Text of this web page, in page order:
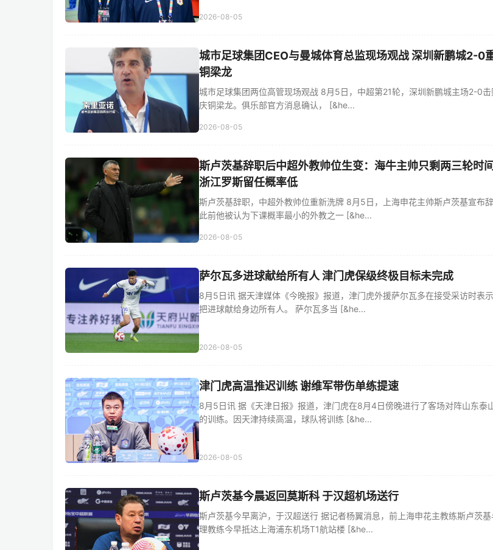
2026-08-05
城市足球集团CEO与曼城体育总监现场观战 深圳新鹏城2-0
铜梁龙
城市足球集团两位高管现场观战 8月5日，中超第21轮，深圳新鹏城主场2-0击
庆铜梁龙。俱乐部官方消息确认， [&he...
2026-08-05
斯卢茨基辞职后中超外教帅位生变：海牛主帅只剩两三轮时间
浙江罗斯留任概率低
斯卢茨基辞职，中超外教帅位重新洗牌 8月5日，上海申花主帅斯卢茨基宣布辞
此前他被认为下课概率最小的外教之一 [&he...
2026-08-05
萨尔瓦多进球献给所有人 津门虎保级终极目标未完成
8月5日讯 据天津媒体《今晚报》报道，津门虎外援萨尔瓦多在接受采访时表
把进球献给身边所有人。 萨尔瓦多当 [&he...
2026-08-05
津门虎高温推迟训练 谢维军带伤单练提速
8月5日讯 据《天津日报》报道，津门虎在8月4日傍晚进行了客场对阵山东泰
的训练。因天津持续高温，球队将训练 [&he...
2026-08-05
斯卢茨基今晨返回莫斯科 于汉超机场送行
斯卢茨基今早离沪，于汉超送行 据记者杨翼消息，前上海申花主教练斯卢茨基
理教练今早抵达上海浦东机场T1航站楼 [&he...